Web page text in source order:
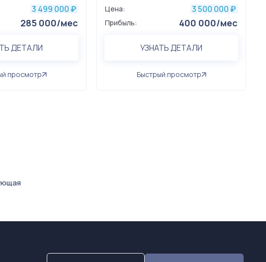
3 499 000 ₽
285 000/мес
ДЕТАЛИ
просмотр
Цена:
3 500 000 ₽
Прибыль: 400 000/мес
УЗНАТЬ ДЕТАЛИ
Быстрый просмотр